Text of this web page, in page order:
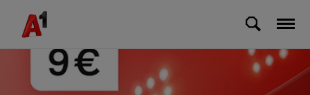
Skip to Main Content